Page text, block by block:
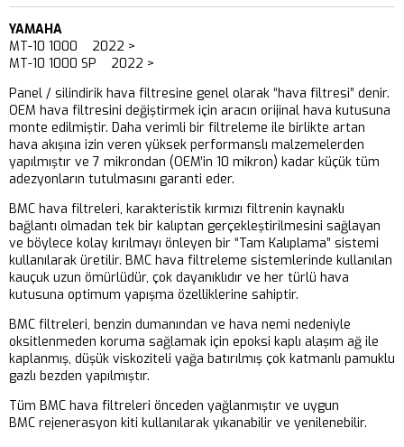
YAMAHA
MT-10 1000 2022 >
MT-10 1000 SP 2022 >
Panel / silindirik hava filtresine genel olarak “hava filtresi” denir.
OEM hava filtresini değiştirmek için aracın orijinal hava kutusuna
monte edilmiştir. Daha verimli bir filtreleme ile birlikte artan
hava akışına izin veren yüksek performanslı malzemelerden
yapılmıştır ve 7 mikrondan (OEM’in 10 mikron) kadar küçük tüm
adezyonların tutulmasını garanti eder.
BMC hava filtreleri, karakteristik kırmızı filtrenin kaynaklı
bağlantı olmadan tek bir kalıptan gerçekleştirilmesini sağlayan
ve böylece kolay kırılmayı önleyen bir “Tam Kalıplama” sistemi
kullanılarak üretilir. BMC hava filtreleme sistemlerinde kullanılan
kauçuk uzun ömürlüdür, çok dayanıklıdır ve her türlü hava
kutusuna optimum yapışma özelliklerine sahiptir.
BMC filtreleri, benzin dumanından ve hava nemi nedeniyle
oksitlenmeden koruma sağlamak için epoksi kaplı alaşım ağ ile
kaplanmış, düşük viskoziteli yağa batırılmış çok katmanlı pamuklu
gazlı bezden yapılmıştır.
Tüm BMC hava filtreleri önceden yağlanmıştır ve uygun
BMC rejenerasyon kiti kullanılarak yıkanabilir ve yenilenebilir.